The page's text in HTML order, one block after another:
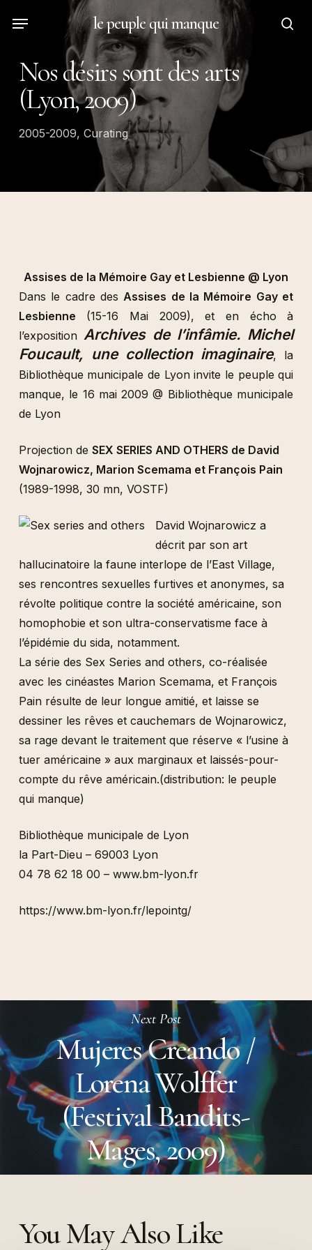
content
le peuple qui manque
Menu
Nos désirs sont des arts
(Lyon, 2009)
2005-2009, Curating
Assises de la Mémoire Gay et Lesbienne @ Lyon
Dans le cadre desAssises de la Mémoire Gay et
Lesbienne (15-16 Mai 2009), et en écho à
l’expositionArchives de l’infâmie. Michel
Foucault, une collection imaginaire, la
Bibliothèque municipale de Lyon invite le peuple qui
manque, le 16 mai 2009 @ Bibliothèque municipale
de Lyon
Projection de SEX SERIES AND OTHERS de David
Wojnarowicz, Marion Scemama et François Pain
(1989-1998, 30 mn, VOSTF)
David Wojnarowicz a
décrit par son art
hallucinatoire la faune interlope de l’East Village,
ses rencontres sexuelles furtives et anonymes, sa
révolte politique contre la société américaine, son
homophobie et son ultra-conservatisme face à
l’épidémie du sida, notamment.
La série des Sex Series and others, co-réalisée
avec les cinéastes Marion Scemama, et François
Pain résulte de leur longue amitié, et laisse se
dessiner les rêves et cauchemars de Wojnarowicz,
sa rage devant le traitement que réserve « l’usine à
tuer américaine » aux marginaux et laissés-pour-
compte du rêve américain.(distribution: le peuple
qui manque)
Bibliothèque municipale de Lyon
la Part-Dieu – 69003 Lyon
04 78 62 18 00 – www.bm-lyon.fr
https://www.bm-lyon.fr/lepointg/
Next Post
Mujeres Creando /
Lorena Wolffer
(Festival Bandits-
Mages, 2009)
You May Also Like